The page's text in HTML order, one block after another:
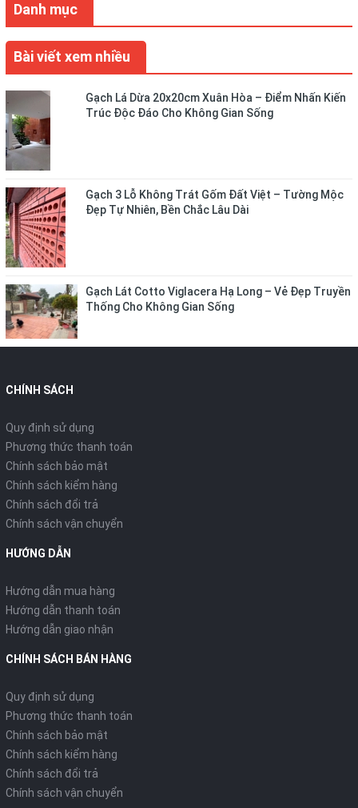
Danh mục
Bài viết xem nhiều
Gạch Lá Dừa 20x20cm Xuân Hòa – Điểm Nhấn Kiến
Trúc Độc Đáo Cho Không Gian Sống
Gạch 3 Lỗ Không Trát Gốm Đất Việt – Tường Mộc
Đẹp Tự Nhiên, Bền Chắc Lâu Dài
Gạch Lát Cotto Viglacera Hạ Long – Vẻ Đẹp Truyền
Thống Cho Không Gian Sống
CHÍNH SÁCH
Quy định sử dụng
Phương thức thanh toán
Chính sách bảo mật
Chính sách kiểm hàng
Chính sách đổi trả
Chính sách vận chuyển
HƯỚNG DẪN
Hướng dẫn mua hàng
Hướng dẫn thanh toán
Hướng dẫn giao nhận
CHÍNH SÁCH BÁN HÀNG
Quy định sử dụng
Phương thức thanh toán
Chính sách bảo mật
Chính sách kiểm hàng
Chính sách đổi trả
Chính sách vận chuyển